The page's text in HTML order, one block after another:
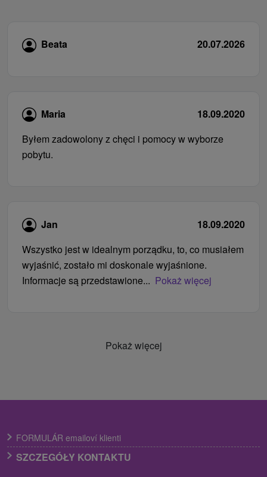
Beata 20.07.2026
Maria
18.09.2020
Byłem zadowolony z chęci i pomocy w wyborze
pobytu.
Jan
18.09.2020
Wszystko jest w idealnym porządku, to, co musiałem
wyjaśnić, zostało mi doskonale wyjaśnione.
Informacje są przedstawione... Pokaż więcej
Pokaż więcej
FORMULÁR emailoví klienti
SZCZEGÓŁY KONTAKTU